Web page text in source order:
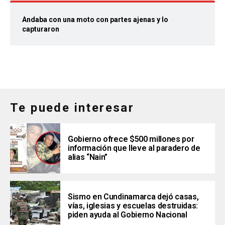
Andaba con una moto con partes ajenas y lo
capturaron
Te puede interesar
Gobierno ofrece $500 millones por
información que lleve al paradero de
alias “Nain”
Sismo en Cundinamarca dejó casas,
vías, iglesias y escuelas destruidas:
piden ayuda al Gobierno Nacional